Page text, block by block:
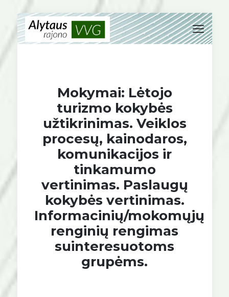
Mokymai: Lėtojo
turizmo kokybės
užtikrinimas. Veiklos
procesų, kainodaros,
komunikacijos ir
tinkamumo
vertinimas. Paslaugų
kokybės vertinimas.
Informacinių/mokomųjų
renginių rengimas
suinteresuotoms
grupėms.